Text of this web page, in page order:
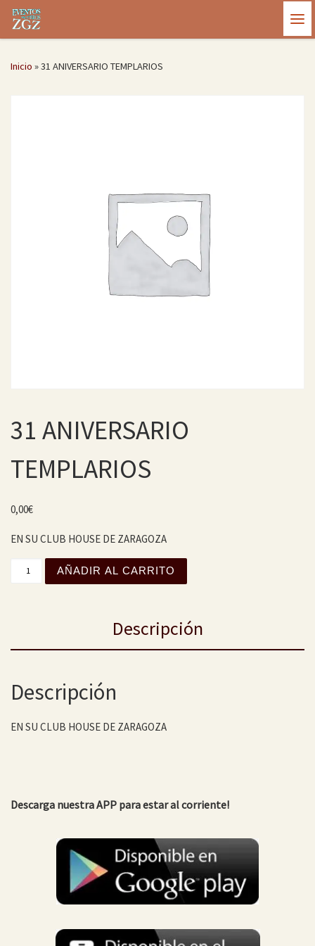
Saltar al contenido
Inicio »31 ANIVERSARIO TEMPLARIOS
31 ANIVERSARIO
TEMPLARIOS
0,00€
EN SU CLUB HOUSE DE ZARAGOZA
31 ANIVERSARIO TEMPLARIOS cantidad
AÑADIR AL CARRITO
Descripción
Descripción
EN SU CLUB HOUSE DE ZARAGOZA
Descarga nuestra APP para estar al corriente!